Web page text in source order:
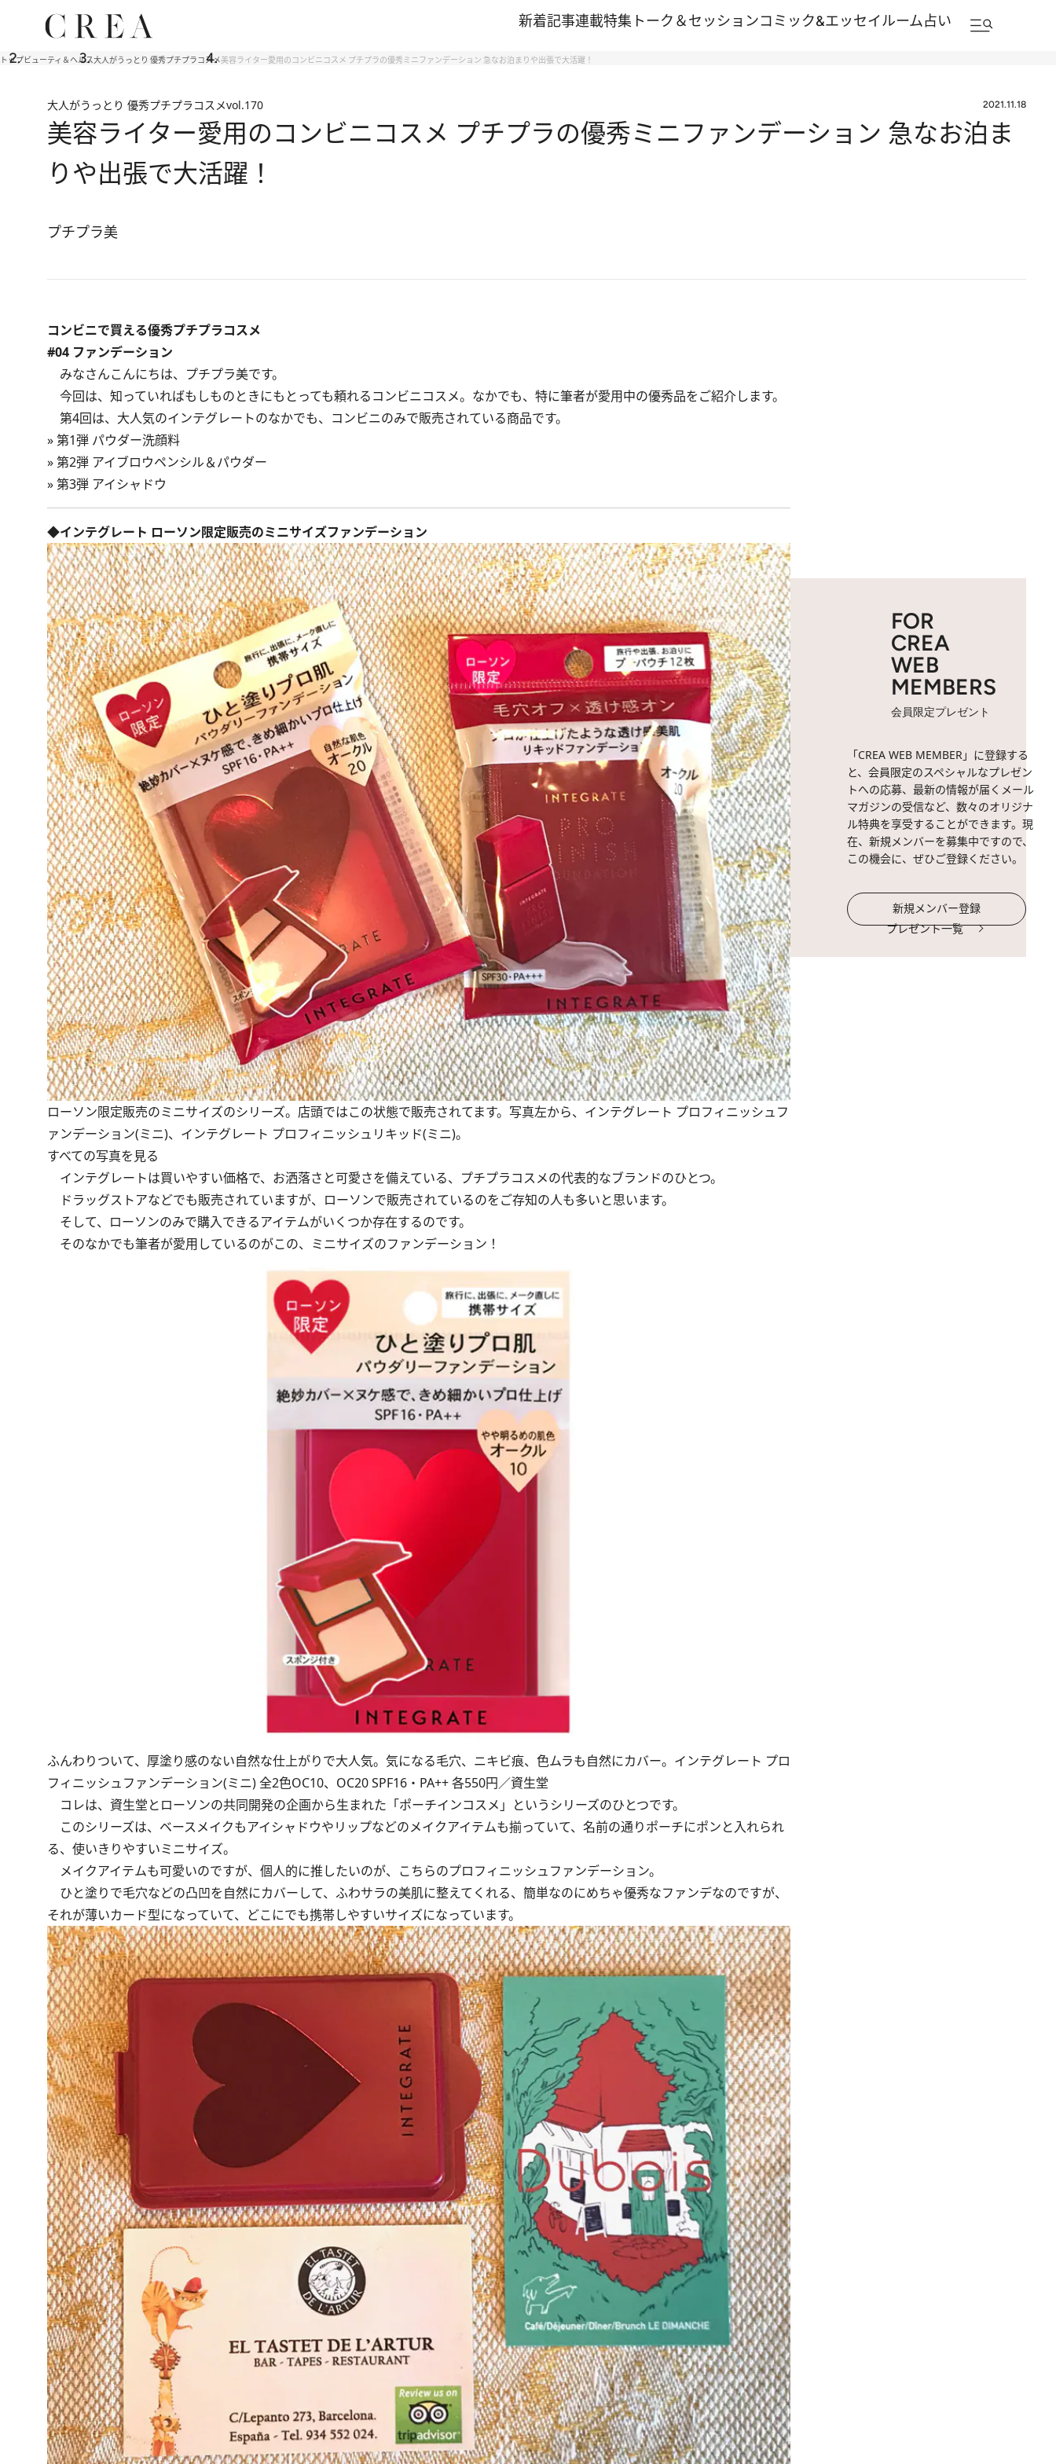
新着記事連載特集 トーク＆セッションコミック&エッセイルーム占い
トップビューティ＆ヘルス大人がうっとり 優秀プチプラコスメ美容ライター愛用のコンビニコスメ プチプラの優秀ミニファンデーション 急なお泊まりや出張で大活躍！
大人がうっとり 優秀プチプラコスメvol.170 2021.11.18
美容ライター愛用のコンビニコスメ プチプラの優秀ミニファンデーション 急なお泊ま
りや出張で大活躍！
プチプラ美
コンビニで買える優秀プチプラコスメ
#04 ファンデーション
みなさんこんにちは、プチプラ美です。
今回は、知っていればもしものときにもとっても頼れるコンビニコスメ。なかでも、特に筆者が愛用中の優秀品をご紹介します。
第4回は、大人気のインテグレートのなかでも、コンビニのみで販売されている商品です。
»第1弾 パウダー洗顔料
»第2弾 アイブロウペンシル＆パウダー
»第3弾 アイシャドウ
◆インテグレート ローソン限定販売のミニサイズファンデーション
ローソン限定販売のミニサイズのシリーズ。店頭ではこの状態で販売されてます。写真左から、インテグレート プロフィニッシュフ
ァンデーション(ミニ)、インテグレート プロフィニッシュリキッド(ミニ)。
すべての写真を見る
インテグレートは買いやすい価格で、お洒落さと可愛さを備えている、プチプラコスメの代表的なブランドのひとつ。
ドラッグストアなどでも販売されていますが、ローソンで販売されているのをご存知の人も多いと思います。
そして、ローソンのみで購入できるアイテムがいくつか存在するのです。
そのなかでも筆者が愛用しているのがこの、ミニサイズのファンデーション！
ふんわりついて、厚塗り感のない自然な仕上がりで大人気。気になる毛穴、ニキビ痕、色ムラも自然にカバー。インテグレート プロ
フィニッシュファンデーション(ミニ) 全2色OC10、OC20 SPF16・PA++ 各550円／資生堂
コレは、資生堂とローソンの共同開発の企画から生まれた「ポーチインコスメ」というシリーズのひとつです。
このシリーズは、ベースメイクもアイシャドウやリップなどのメイクアイテムも揃っていて、名前の通りポーチにポンと入れられ
る、使いきりやすいミニサイズ。
メイクアイテムも可愛いのですが、個人的に推したいのが、こちらのプロフィニッシュファンデーション。
ひと塗りで毛穴などの凸凹を自然にカバーして、ふわサラの美肌に整えてくれる、簡単なのにめちゃ優秀なファンデなのですが、
それが薄いカード型になっていて、どこにでも携帯しやすいサイズになっています。
FOR
CREA
WEB
MEMBERS
会員限定プレゼント
「CREA WEB MEMBER」に登録する
と、会員限定のスペシャルなプレゼン
トへの応募、最新の情報が届くメール
マガジンの受信など、数々のオリジナ
ル特典を享受することができます。現
在、新規メンバーを募集中ですので、
この機会に、ぜひご登録ください。
新規メンバー登録
プレゼント一覧